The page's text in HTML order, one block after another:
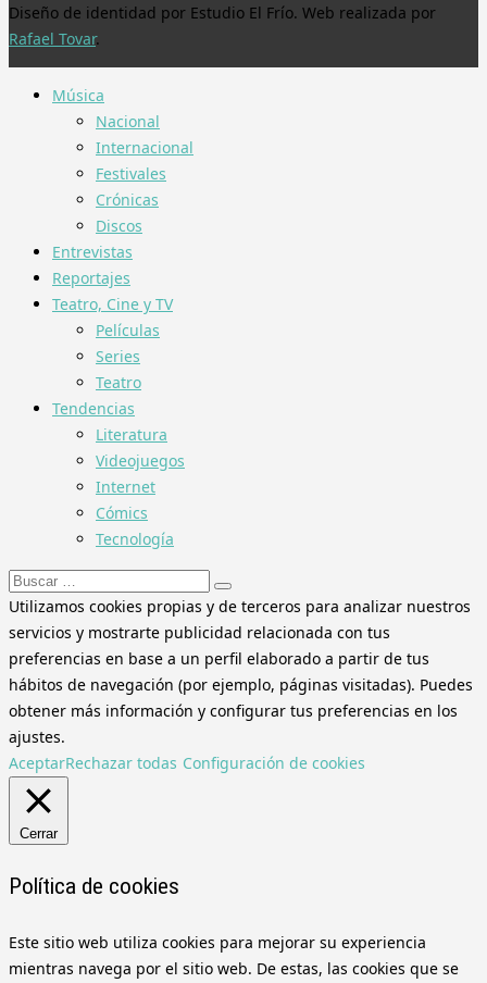
Diseño de identidad por Estudio El Frío. Web realizada por
Rafael Tovar.
Música
Nacional
Internacional
Festivales
Crónicas
Discos
Entrevistas
Reportajes
Teatro, Cine y TV
Películas
Series
Teatro
Tendencias
Literatura
Videojuegos
Internet
Cómics
Tecnología
Buscar:
Utilizamos cookies propias y de terceros para analizar nuestros
servicios y mostrarte publicidad relacionada con tus
preferencias en base a un perfil elaborado a partir de tus
hábitos de navegación (por ejemplo, páginas visitadas). Puedes
obtener más información y configurar tus preferencias en los
ajustes.
AceptarRechazar todas Configuración de cookies
Cerrar
Política de cookies
Este sitio web utiliza cookies para mejorar su experiencia
mientras navega por el sitio web. De estas, las cookies que se